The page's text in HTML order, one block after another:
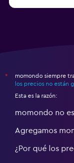
*
momondo siempre
los precios no están
Esta es la razón:
momondo no
Agregamos
¿Por qué los